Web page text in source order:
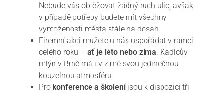
Nebude vás obtěžovat žádný ruch ulic, avšak
v případě potřeby budete mít všechny
vymoženosti města stále na dosah.
Firemní akci můžete u nás uspořádat v rámci
celého roku – ať je léto nebo zima. Kadlcův
mlýn v Brně má i v zimě svou jedinečnou
kouzelnou atmosféru.
Pro konference a školeníjsou k dispozici tři